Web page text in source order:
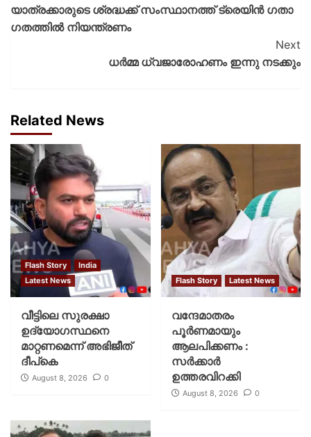
യാത്രക്കാരുടെ ശ്രദ്ധക്ക് സംസ്ഥാനത്ത് ട്രെയിൻ ​ഗതാ​
ഗതത്തിൽ നിയന്ത്രണം
Next
ധർമ്മ ധ്വജാരോഹണം ഇന്നു നടക്കും
Related News
Flash Story
India
Latest News
വീട്ടിലെ സുരക്ഷാ
ഉദ്യോഗസ്ഥനെ
മാറ്റണമെന്ന് അഭിജീത്
ദീപ്‌കെ
August 8, 2026 0
Flash Story Latest News
വന്ദേമാതരം
പൂര്‍ണമായും
ആലപിക്കണം :
സര്‍ക്കാര്‍
ഉത്തരവിറക്കി
August 8, 2026 0